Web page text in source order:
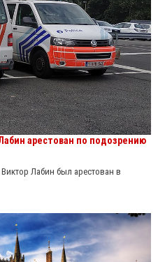
арестован по подозрению
Лабин был арестован в